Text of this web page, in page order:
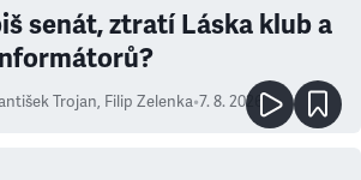
senát, ztratí Láska klub a
Trojan, Filip Zelenka•7. 8. 2026